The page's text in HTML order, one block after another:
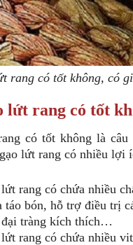
rang có tốt không, có
lứt rang có tốt
có tốt không là
lứt rang có nhiều lợi
rang có chứa nhiều
táo bón, hỗ trợ điều trị
đại tràng kích thích…
rang có chứa nhiều